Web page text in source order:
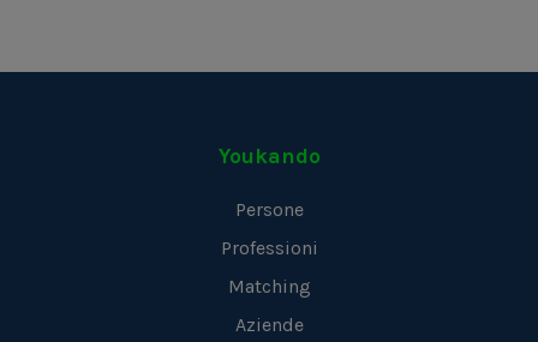
Youkando
Persone
Professioni
Matching
Aziende